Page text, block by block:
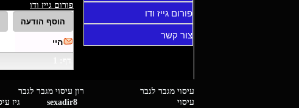
פורום גייז ודו
צור קשר
פורום גייז ודו
היי
עיסוי מגבר לגבר רון עיסוי
עיסוי sexadir8 גיז